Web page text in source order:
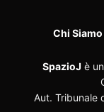
Chi Siamo
SpazioJ è
Aut. Tribunale